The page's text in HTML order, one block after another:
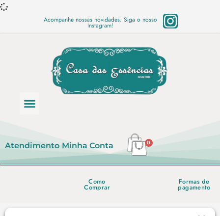
Acompanhe nossas novidades. Siga o nosso
Instagram!
Atendimento Minha Conta 0
Como
Comprar
Formas de
pagamento